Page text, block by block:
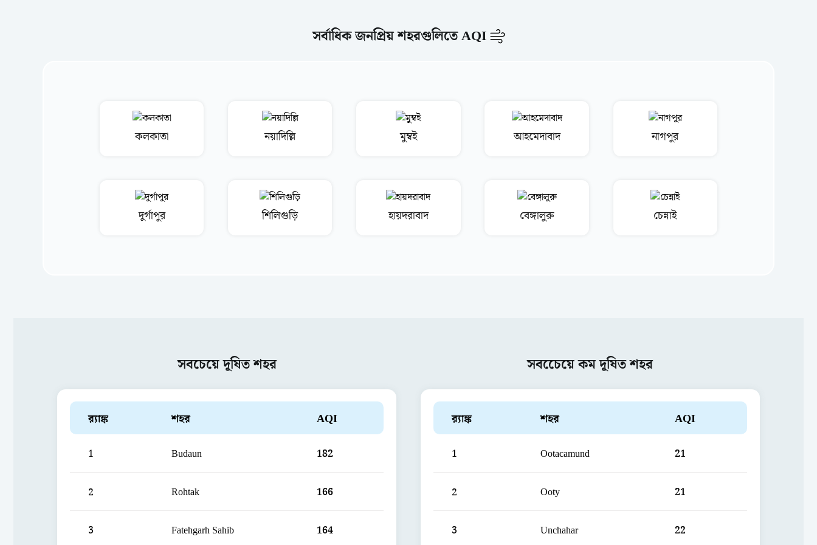
সর্বাধিক জনপ্রিয় শহরগুলিতে AQI
কলকাতা নয়াদিল্লি মুম্বই আহমেদাবাদ নাগপুর
দুর্গাপুর শিলিগুড়ি হায়দরাবাদ বেঙ্গালুরু চেন্নাই
সবচেয়ে দূষিত শহর
ব়্যাঙ্ক শহর AQI
1 Budaun 182
2 Rohtak 166
3 Fatehgarh Sahib 164
সবচেেয়ে কম দূষিত শহর
ব়্যাঙ্ক শহর AQI
1 Ootacamund 21
2 Ooty 21
3 Unchahar 22